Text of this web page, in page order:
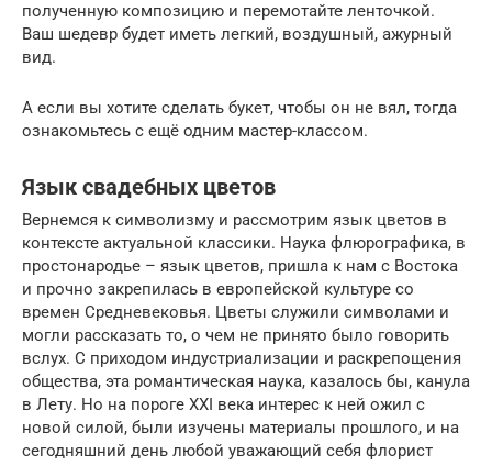
полученную композицию и перемотайте ленточкой.
Ваш шедевр будет иметь легкий, воздушный, ажурный
вид.
А если вы хотите сделать букет, чтобы он не вял, тогда
ознакомьтесь с ещё одним мастер-классом.
Язык свадебных цветов
Вернемся к символизму и рассмотрим язык цветов в
контексте актуальной классики. Наука флюрографика, в
простонародье – язык цветов, пришла к нам с Востока
и прочно закрепилась в европейской культуре со
времен Средневековья. Цветы служили символами и
могли рассказать то, о чем не принято было говорить
вслух. С приходом индустриализации и раскрепощения
общества, эта романтическая наука, казалось бы, канула
в Лету. Но на пороге XXI века интерес к ней ожил с
новой силой, были изучены материалы прошлого, и на
сегодняшний день любой уважающий себя флорист